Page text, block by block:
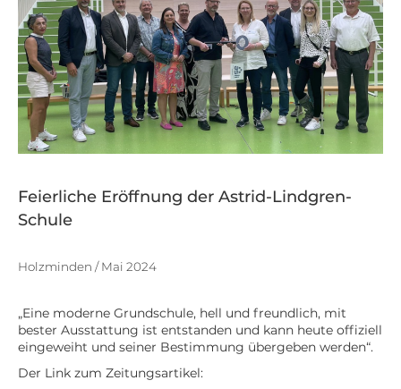
Feierliche Eröffnung der Astrid-Lindgren-
Schule
Holzminden / Mai 2024
„Eine moderne Grundschule, hell und freundlich, mit
bester Ausstattung ist entstanden und kann heute offiziell
eingeweiht und seiner Bestimmung übergeben werden“.
Der Link zum Zeitungsartikel: